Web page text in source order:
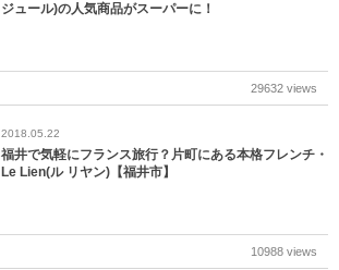
ジュール)の人気商品がスーパーに！
29632 views
2018.05.22
福井で気軽にフランス旅行？片町にある本格フレンチ・
Le Lien(ル リヤン)【福井市】
10988 views